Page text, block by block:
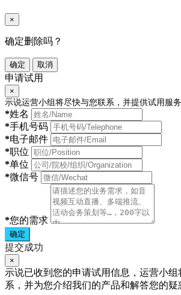
×
确定删除吗？
确定 取消
申请试用
×
示说运营小组将尽快与您联系，并提供试用服务
*姓名
*手机号码
*电子邮件
*职位
*单位
*微信号
*您的需求
确定
提交成功
×
示说已收到您的申请试用信息，运营小组
系，并为您介绍我们的产品和解答您的疑